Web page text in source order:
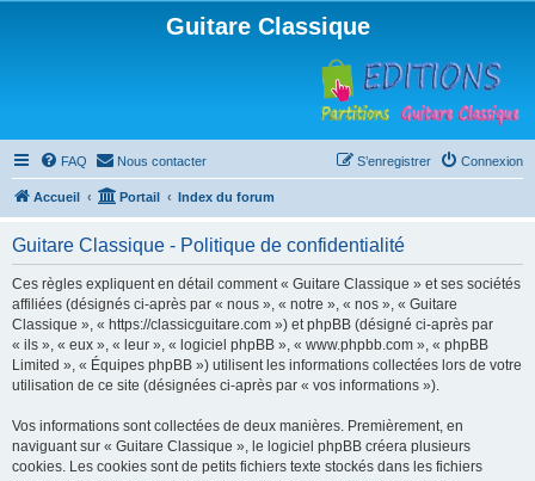
Guitare Classique
FAQ Nous contacter Connexion
S’enregistrer
Accueil Portail Index du forum
Guitare Classique - Politique de confidentialité
Ces règles expliquent en détail comment « Guitare Classique » et ses sociétés
affiliées (désignés ci-après par « nous », « notre », « nos », « Guitare
Classique », « https://classicguitare.com ») et phpBB (désigné ci-après par
« ils », « eux », « leur », « logiciel phpBB », « www.phpbb.com », « phpBB
Limited », « Équipes phpBB ») utilisent les informations collectées lors de votre
utilisation de ce site (désignées ci-après par « vos informations »).
Vos informations sont collectées de deux manières. Premièrement, en
naviguant sur « Guitare Classique », le logiciel phpBB créera plusieurs
cookies. Les cookies sont de petits fichiers texte stockés dans les fichiers